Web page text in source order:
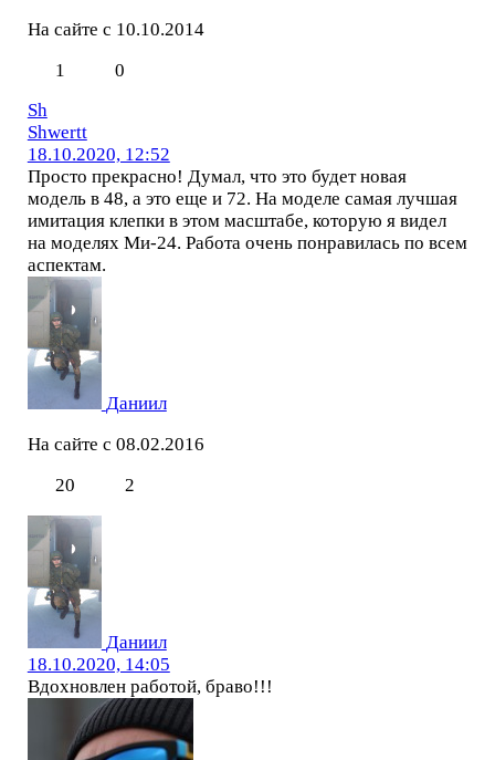
На сайте с 10.10.2014
1
0
Sh
Shwertt
18.10.2020, 12:52
Просто прекрасно! Думал, что это будет новая
модель в 48, а это еще и 72. На моделе самая лучшая
имитация клепки в этом масштабе, которую я видел
на моделях Ми-24. Работа очень понравилась по всем
аспектам.
Даниил
На сайте с 08.02.2016
20
2
Даниил
18.10.2020, 14:05
Вдохновлен работой, браво!!!